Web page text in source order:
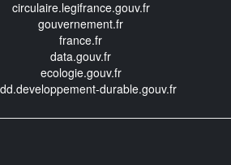
circulaire.legifrance.gouv.fr
gouvernement.fr
france.fr
data.gouv.fr
ecologie.gouv.fr
durable.gouv.fr